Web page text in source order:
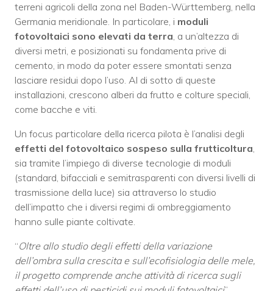
terreni agricoli della zona nel Baden-Württemberg, nella
Germania meridionale. In particolare, i moduli
fotovoltaici sono elevati da terra, a un’altezza di
diversi metri, e posizionati su fondamenta prive di
cemento, in modo da poter essere smontati senza
lasciare residui dopo l’uso. Al di sotto di queste
installazioni, crescono alberi da frutto e colture speciali,
come bacche e viti.
Un focus particolare della ricerca pilota è l’analisi degli
effetti del fotovoltaico sospeso sulla frutticoltura,
sia tramite l’impiego di diverse tecnologie di moduli
(standard, bifacciali e semitrasparenti con diversi livelli di
trasmissione della luce) sia attraverso lo studio
dell’impatto che i diversi regimi di ombreggiamento
hanno sulle piante coltivate.
“Oltre allo studio degli effetti della variazione
dell’ombra sulla crescita e sull’ecofisiologia delle mele,
il progetto comprende anche attività di ricerca sugli